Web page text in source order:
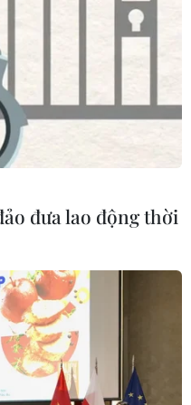
mới của
chưa
với
đưa lao động thời